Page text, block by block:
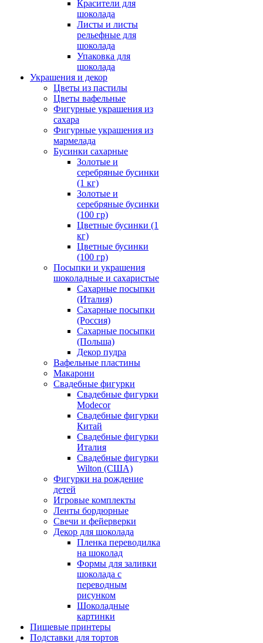
Красители для
шоколада
Листы и листы
рельефные для
шоколада
Упаковка для
шоколада
Украшения и декор
Цветы из пастилы
Цветы вафельные
Фигурные украшения из
сахара
Фигурные украшения из
мармелада
Бусинки сахарные
Золотые и
серебряные бусинки
(1 кг)
Золотые и
серебряные бусинки
(100 гр)
Цветные бусинки (1
кг)
Цветные бусинки
(100 гр)
Посыпки и украшения
шоколадные и сахаристые
Сахарные посыпки
(Италия)
Сахарные посыпки
(Россия)
Сахарные посыпки
(Польша)
Декор пудра
Вафельные пластины
Макарони
Свадебные фигурки
Свадебные фигурки
Modecor
Свадебные фигурки
Китай
Свадебные фигурки
Италия
Свадебные фигурки
Wilton (США)
Фигурки на рождение
детей
Игровые комплекты
Ленты бордюрные
Свечи и фейерверки
Декор для шоколада
Пленка переводилка
на шоколад
Формы для заливки
шоколада с
переводным
рисунком
Шоколадные
картинки
Пищевые принтеры
Подставки для тортов